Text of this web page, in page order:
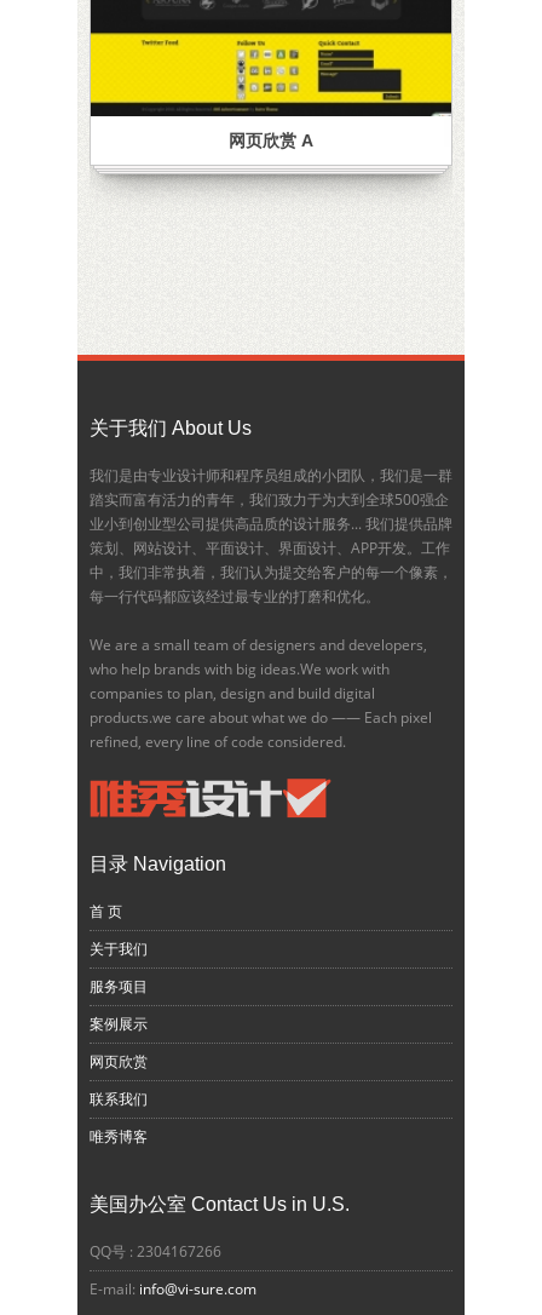
网页欣赏 A
关于我们 About Us
我们是由专业设计师和程序员组成的小团队，我们是一群
踏实而富有活力的青年，我们致力于为大到全球500强企
业小到创业型公司提供高品质的设计服务... 我们提供品牌
策划、网站设计、平面设计、界面设计、APP开发。工作
中，我们非常执着，我们认为提交给客户的每一个像素，
每一行代码都应该经过最专业的打磨和优化。
We are a small team of designers and developers,
who help brands with big ideas.We work with
companies to plan, design and build digital
products.we care about what we do —— Each pixel
refined, every line of code considered.
目录 Navigation
首 页
关于我们
服务项目
案例展示
网页欣赏
联系我们
唯秀博客
美国办公室 Contact Us in U.S.
QQ号 : 2304167266
E-mail: info@vi-sure.com